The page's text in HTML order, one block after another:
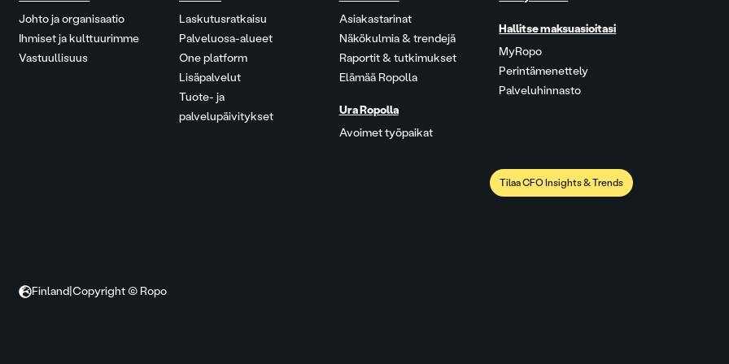
Johto ja organisaatio
Ihmiset ja kulttuurimme
Vastuullisuus
Laskutusratkaisu
Palveluosa-alueet
One platform
Lisäpalvelut
Tuote- ja
palvelupäivitykset
Asiakastarinat
Näkökulmia & trendejä
Raportit & tutkimukset
Elämää Ropolla
Ura Ropolla
Avoimet työpaikat
Hallitse maksuasioitasi
MyRopo
Perintämenettely
Palveluhinnasto
Tilaa CFO Insights & Trends
Finland |Copyright © Ropo